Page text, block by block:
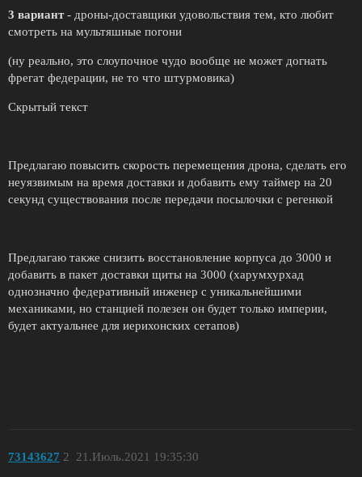
3 вариант- дроны-доставщики удовольствия тем, кто любит
смотреть на мультяшные погони
(ну реально, это слоупочное чудо вообще не может догнать
фрегат федерации, не то что штурмовика)
Скрытый текст
Предлагаю повысить скорость перемещения дрона, сделать его
неуязвимым на время доставки и добавить ему таймер на 20
секунд существования после передачи посылочки с регенкой
Предлагаю также снизить восстановление корпуса до 3000 и
добавить в пакет доставки щиты на 3000 (харумхурхад
однозначно федеративный инженер с уникальнейшими
механиками, но станцией полезен он будет только империи,
будет актуальнее для иерихонских сетапов)
73143627 21.Июль.2021 19:35:30
2